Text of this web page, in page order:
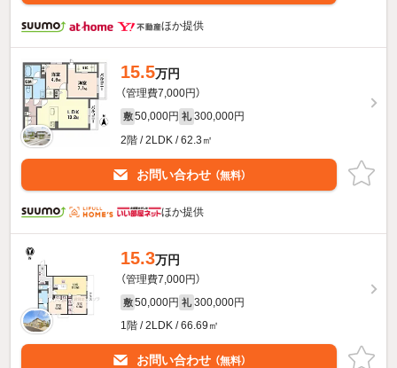
ほか提供
15.5万円
（管理費7,000円）
敷 50,000円 礼 300,000円
2階 / 2LDK / 62.3㎡
お問い合わせ （無料）
ほか提供
15.3万円
（管理費7,000円）
敷 50,000円 礼 300,000円
1階 / 2LDK / 66.69㎡
お問い合わせ （無料）